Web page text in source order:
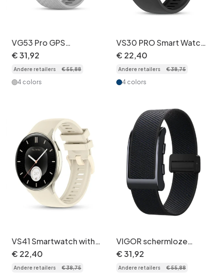
VG53 Pro GPS
Smartwatch - 1,43 inch
AMOLED fitness tracker
€31,92
Andere retailers €55,88
4 colors
VS30 PRO Smart Watch
with AMOLED Screen &
BT Call
€ 22,40
Andere retailers €38,75
4 colors
VS41 Smartwatch with
AMOLED Display &
Health Tracking
€ 22,40
Andere retailers €38,75
VIGOR schermloze
GPS-
gezondheidstracker
smartband
€31,92
Andere retailers €55,88